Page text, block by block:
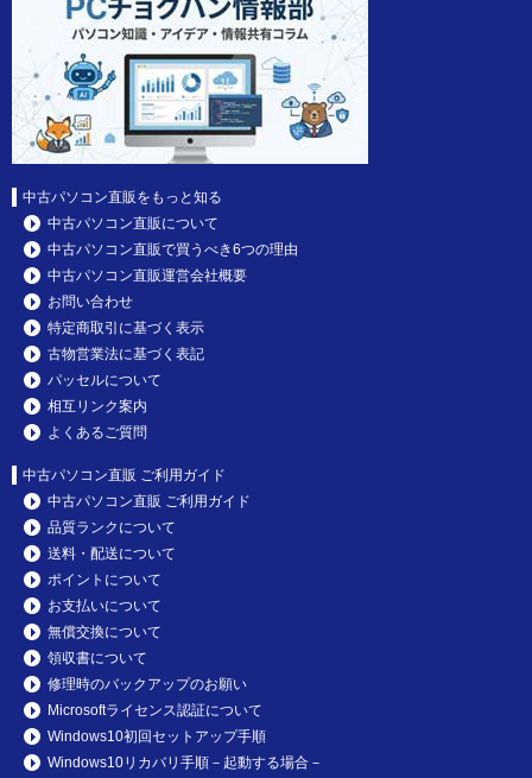
中古パソコン直販をもっと知る
中古パソコン直販について
中古パソコン直販で買うべき6つの理由
中古パソコン直販運営会社概要
お問い合わせ
特定商取引に基づく表示
古物営業法に基づく表記
パッセルについて
相互リンク案内
よくあるご質問
中古パソコン直販 ご利用ガイド
中古パソコン直販 ご利用ガイド
品質ランクについて
送料・配送について
ポイントについて
お支払いについて
無償交換について
領収書について
修理時のバックアップのお願い
Microsoftライセンス認証について
Windows10初回セットアップ手順
Windows10リカバリ手順－起動する場合－